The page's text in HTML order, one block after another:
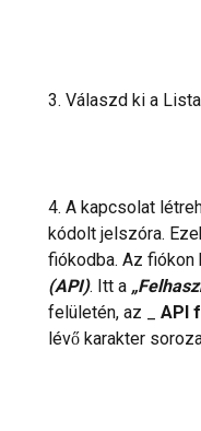
3. Válaszd ki a
4. A kapcsolat
kódolt jelszóra.
fiókodba. Az fiókon
(API). Itt a
felületén, az _ API
lévő karakter